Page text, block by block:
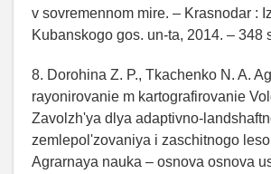
v sovremennom mire. – Krasnodar :
Kubanskogo gos. un-ta, 2014. – 348
8. Dorohina Z. P., Tkachenko N. A.
rayonirovanie m kartografirovanie
Zavolzh'ya dlya adaptivno-
zemlepol'zovaniya i zaschitnogo
Agrarnaya nauka – osnova osnova